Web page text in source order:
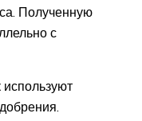
Полученную
с